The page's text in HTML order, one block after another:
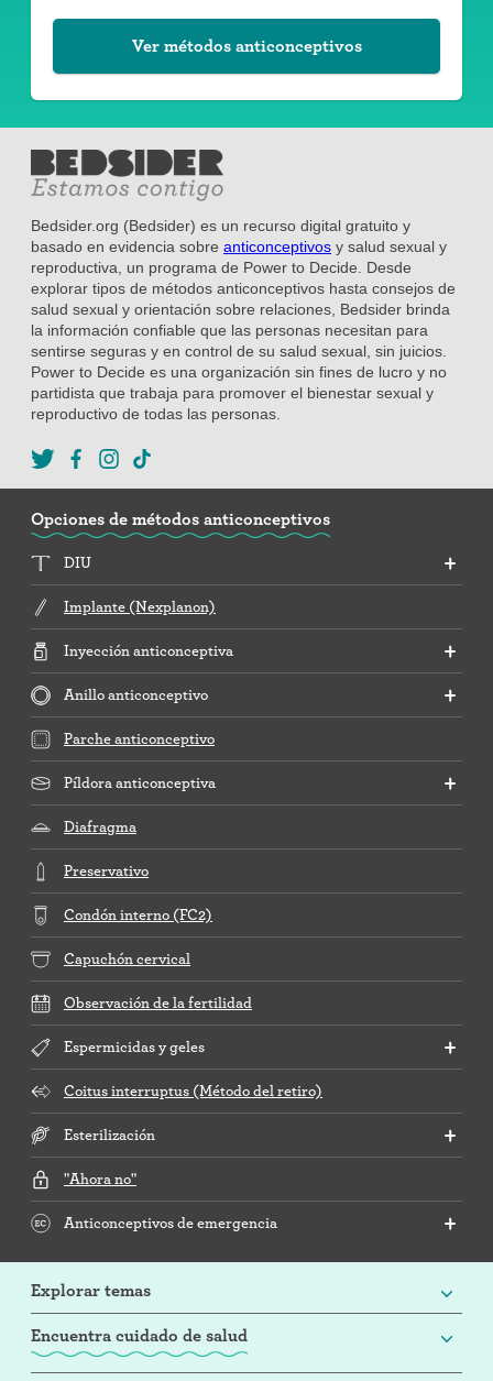
Ver métodos anticonceptivos
Bedsider.org (Bedsider) es un recurso digital gratuito y
basado en evidencia sobre anticonceptivos y salud sexual y
reproductiva, un programa de Power to Decide. Desde
explorar tipos de métodos anticonceptivos hasta consejos de
salud sexual y orientación sobre relaciones, Bedsider brinda
la información confiable que las personas necesitan para
sentirse seguras y en control de su salud sexual, sin juicios.
Power to Decide es una organización sin fines de lucro y no
partidista que trabaja para promover el bienestar sexual y
reproductivo de todas las personas.
Opciones de métodos anticonceptivos
DIU
Implante (Nexplanon)
Inyección anticonceptiva
Anillo anticonceptivo
Parche anticonceptivo
Píldora anticonceptiva
Diafragma
Preservativo
Condón interno (FC2)
Capuchón cervical
Observación de la fertilidad
Espermicidas y geles
Coitus interruptus (Método del retiro)
Esterilización
"Ahora no"
Anticonceptivos de emergencia
Explorar temas
Encuentra cuidado de salud